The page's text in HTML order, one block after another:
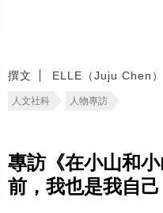
撰文 ELLE（Juju Chen）
人文社科 人物專訪
專訪《在小山和
前，我也是我自己